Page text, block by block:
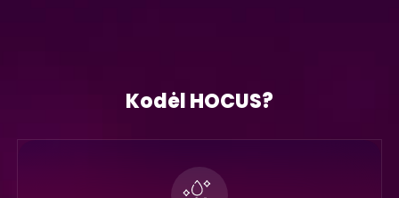
Kodėl HOCUS?